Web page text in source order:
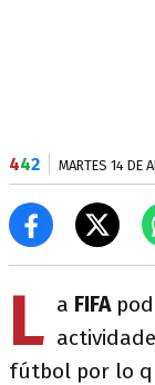
442 MARTES 14 DE
L a FIFA
fútbol por lo